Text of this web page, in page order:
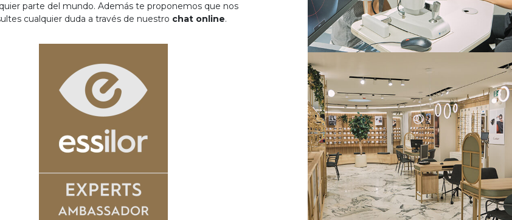
parte del mundo. Además te proponemos que nos
cualquier duda a través de nuestro chat online.